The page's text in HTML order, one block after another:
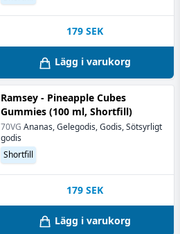
179 SEK
Lägg i varukorg
Ramsey - Pineapple Cubes
Gummies (100 ml, Shortfill)
70VG Ananas, Gelegodis, Godis, Sötsyrligt
godis
Shortfill
179 SEK
Lägg i varukorg